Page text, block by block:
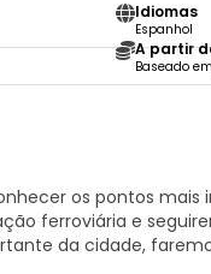
Idiomas
Espanhol
A partir
Baseado
os pontos
ferroviária e
da cidade,